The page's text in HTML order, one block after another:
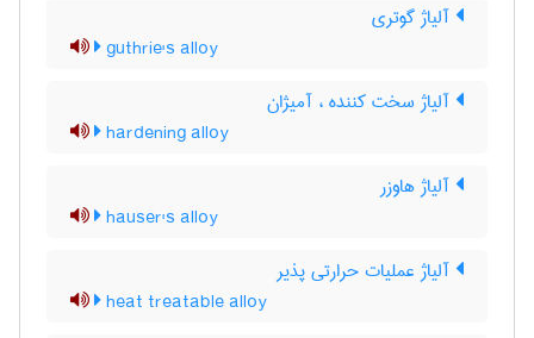
آلیاژ گوتری
guthrie's alloy
آلیاژ سخت کننده ، آمیژان
hardening alloy
آلیاژ هاوزر
hauser's alloy
آلیاژ عملیات حرارتی پذیر
heat treatable alloy